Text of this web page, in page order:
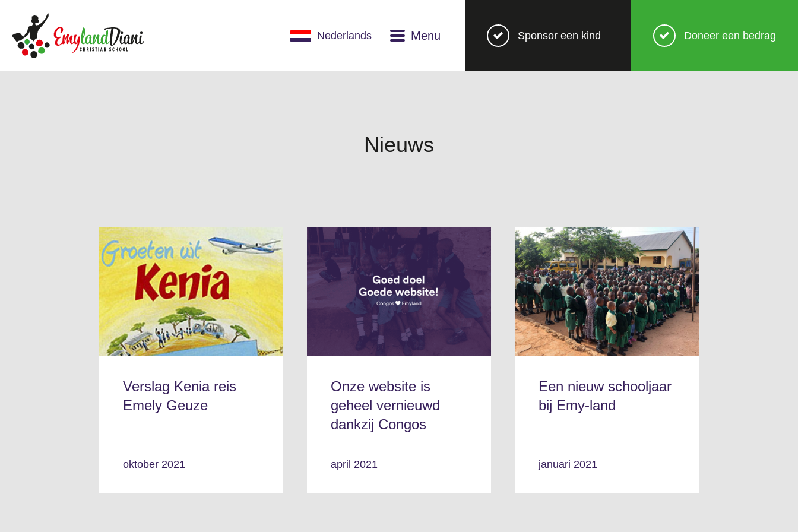
Nederlands Menu Sponsor een kind Doneer een bedrag
Nieuws
Verslag Kenia reis
Emely Geuze
oktober 2021
Onze website is
geheel vernieuwd
dankzij Congos
april 2021
Een nieuw schooljaar
bij Emy-land
januari 2021